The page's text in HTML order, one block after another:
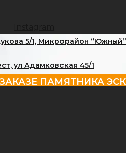
5/1, Микрорайон
ул Адамковская 45/1
ЭСКИЗ